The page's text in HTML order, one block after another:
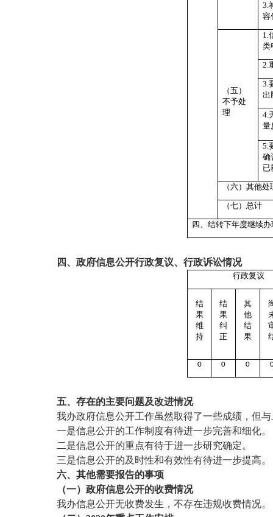
3.
容
（五）
不予处
理
1.
类
2.
3.
出
4.
量
5.
确
已
（六）其他处
（七）总计
四、结转下年度继续办
四、政府信息公开行政复议、行政诉讼情况
行政复议
结
果
维
持
结
果
纠
正
其
他
结
果
0 0 0
五、存在的主要问题及改进情况
我办政府信息公开工作虽然取得了一些成绩，但与
一是信息公开的工作制度有待进一步完善和细化。
二是信息公开的重点有待于进一步研究确定。
三是信息公开的及时性和有效性有待进一步提高。
六、其他需要报告的事项
（一）政府信息公开的收费情况
我办信息公开无收费发生，不存在违规收费情况。